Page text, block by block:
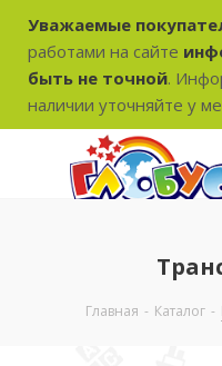
Уважаемые
работами на сайте
быть не точной.
наличии уточняйте у
Главная - Каталог -